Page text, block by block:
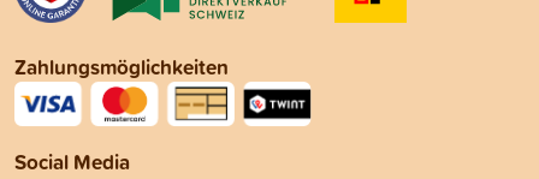
Zahlungsmöglichkeiten
Social Media